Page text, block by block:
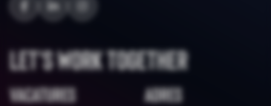
Let's work together
Vacatures Adres